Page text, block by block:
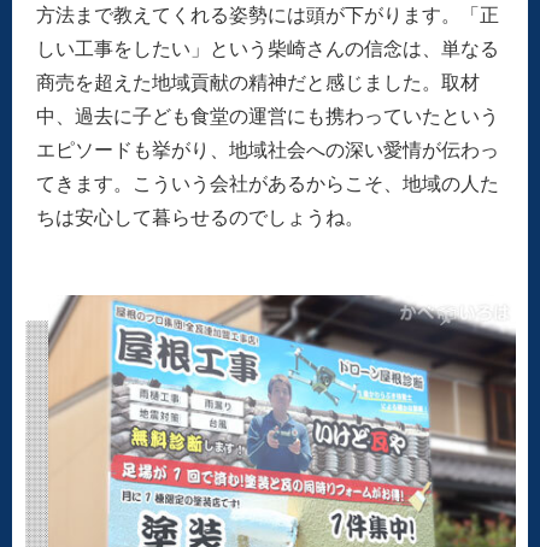
方法まで教えてくれる姿勢には頭が下がります。「正
しい工事をしたい」という柴崎さんの信念は、単なる
商売を超えた地域貢献の精神だと感じました。取材
中、過去に子ども食堂の運営にも携わっていたという
エピソードも挙がり、地域社会への深い愛情が伝わっ
てきます。こういう会社があるからこそ、地域の人た
ちは安心して暮らせるのでしょうね。